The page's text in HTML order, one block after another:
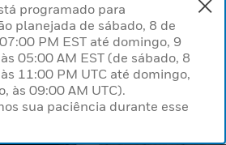
programado para
planejada de sábado, 8 de
PM EST até domingo, 9
05:00 AM EST (de sábado, 8
11:00 PM UTC até domingo,
às 09:00 AM UTC).
sua paciência durante esse